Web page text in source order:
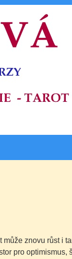
znovu růst i
pro optimismus,